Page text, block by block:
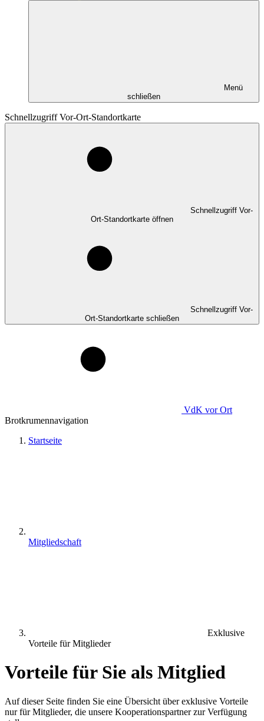
Menü
schließen
Schnellzugriff Vor-Ort-Standortkarte
Schnellzugriff Vor-
Ort-Standortkarte öffnen
Schnellzugriff Vor-
Ort-Standortkarte schließen
VdK vor Ort
Brotkrumennavigation
Startseite
Mitgliedschaft
Exklusive
Vorteile für Mitglieder
Vorteile für Sie als Mitglied
Auf dieser Seite finden Sie eine Übersicht über exklusive Vorteile
nur für Mitglieder, die unsere Kooperationspartner zur Verfügung